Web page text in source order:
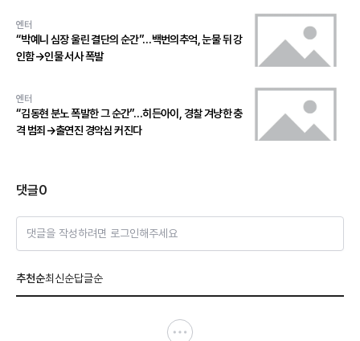
엔터
“박예니 심장 울린 결단의 순간”…백번의추억, 눈물 뒤 강
인함→인물 서사 폭발
엔터
“김동현 분노 폭발한 그 순간”…히든아이, 경찰 겨냥한 충
격 범죄→출연진 경악심 커진다
댓글0
댓글을 작성하려면 로그인해주세요
추천순최신순답글순